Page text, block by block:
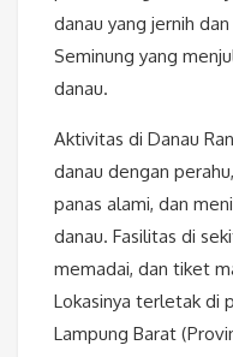
danau yang jernih
Seminung yang
danau.
Aktivitas di Danau
danau dengan
panas alami, dan
danau. Fasilitas di
memadai, dan tiket
Lokasinya terletak di
Lampung Barat